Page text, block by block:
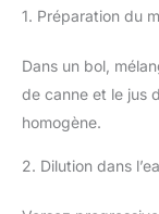
1. Préparation du
Dans un bol,
de canne et le jus
homogène.
2. Dilution dans